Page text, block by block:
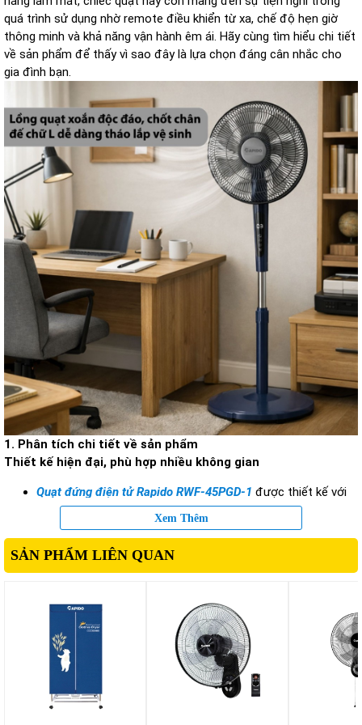
quá trình sử dụng nhờ remote điều khiển từ xa, chế độ hẹn giờ
thông minh và khả năng vận hành êm ái. Hãy cùng tìm hiểu chi tiết
về sản phẩm để thấy vì sao đây là lựa chọn đáng cân nhắc cho
gia đình bạn.
1. Phân tích chi tiết về sản phẩm
Thiết kế hiện đại, phù hợp nhiều không gian
Quạt đứng điện tử Rapido RWF-45PGD-1 được thiết kế với
phong cách tối giản nhưng tinh tế. Tông màu xanh xám
trang nhã kết hợp cùng kiểu dáng thanh lịch giúp sản phẩm
dễ dàng hòa hợp với nhiều phong cách nội thất khác nhau.
Phần chân đế của quạt được thiết kế chắc chắn, giúp thiết
trẻ nhỏ.
Bên cạnh đó, chiều cao của quạt có thể điều chỉnh linh
hoạt, giúp người dùng dễ dàng thay đổi hướng gió theo nhu
cầu sử dụng. Đây là một điểm cộng lớn giúp sản phẩm thích
hợp với nhiều vị trí đặt khác nhau trong nhà.
Xem Thêm
SẢN PHẨM LIÊN QUAN